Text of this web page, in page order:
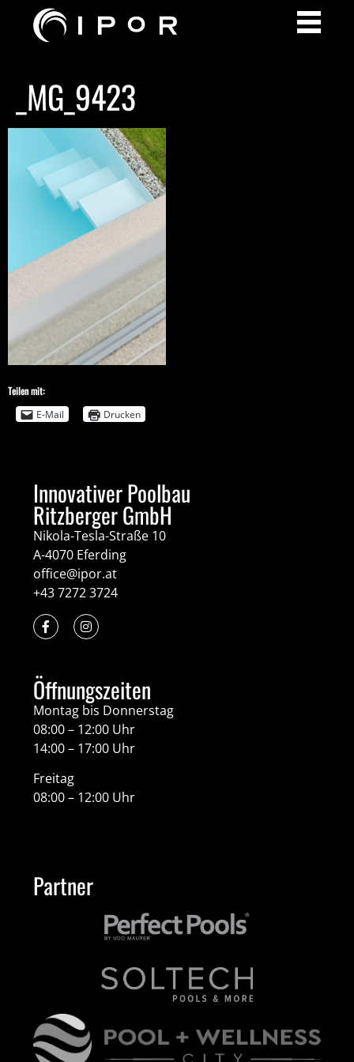
_MG_9423
Teilen mit:
E-Mail
Drucken
Innovativer Poolbau
Ritzberger GmbH
Nikola-Tesla-Straße 10
A-4070 Eferding
office@ipor.at
+43 7272 3724
Öffnungszeiten
Montag bis Donnerstag
08:00 – 12:00 Uhr
14:00 – 17:00 Uhr
Freitag
08:00 – 12:00 Uhr
Partner